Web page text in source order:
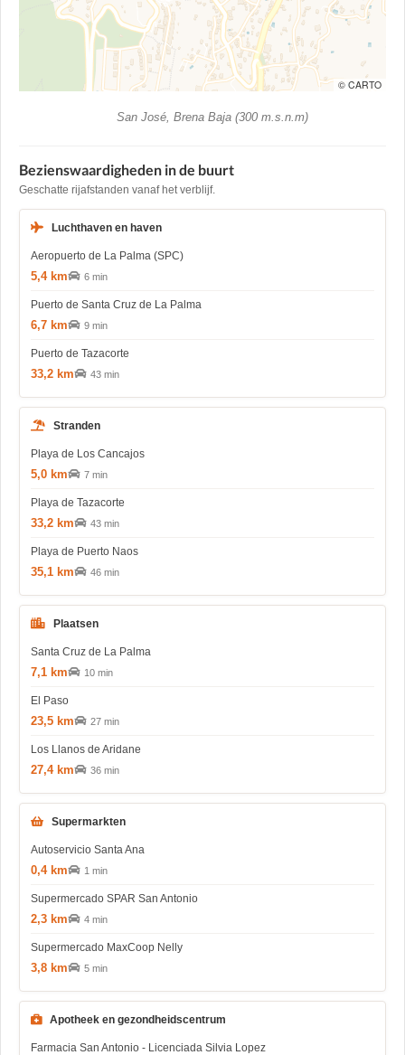
© CARTO
San José, Brena Baja (300 m.s.n.m)
Bezienswaardigheden in de buurt
Geschatte rijafstanden vanaf het verblijf.
Luchthaven en haven
Aeropuerto de La Palma (SPC)
5,4 km 6 min
Puerto de Santa Cruz de La Palma
6,7 km 9 min
Puerto de Tazacorte
33,2 km 43 min
Stranden
Playa de Los Cancajos
5,0 km 7 min
Playa de Tazacorte
33,2 km 43 min
Playa de Puerto Naos
35,1 km 46 min
Plaatsen
Santa Cruz de La Palma
7,1 km 10 min
El Paso
23,5 km 27 min
Los Llanos de Aridane
27,4 km 36 min
Supermarkten
Autoservicio Santa Ana
0,4 km 1 min
Supermercado SPAR San Antonio
2,3 km 4 min
Supermercado MaxCoop Nelly
3,8 km 5 min
Apotheek en gezondheidscentrum
Farmacia San Antonio - Licenciada Silvia Lopez